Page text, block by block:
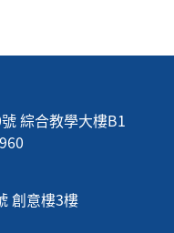
綜合教學大樓B1
創意樓3樓